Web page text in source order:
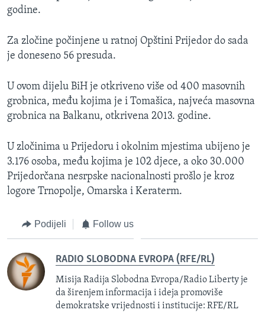
godine.
Za zločine počinjene u ratnoj Opštini Prijedor do sada
je doneseno 56 presuda.
U ovom dijelu BiH je otkriveno više od 400 masovnih
grobnica, među kojima je i Tomašica, najveća masovna
grobnica na Balkanu, otkrivena 2013. godine.
U zločinima u Prijedoru i okolnim mjestima ubijeno je
3.176 osoba, među kojima je 102 djece, a oko 30.000
Prijedorčana nesrpske nacionalnosti prošlo je kroz
logore Trnopolje, Omarska i Keraterm.
Podijeli Follow us
RADIO SLOBODNA EVROPA (RFE/RL)
Misija Radija Slobodna Evropa/Radio Liberty je
da širenjem informacija i ideja promoviše
demokratske vrijednosti i institucije: RFE/RL